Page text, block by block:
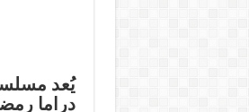
يُعد
دراما